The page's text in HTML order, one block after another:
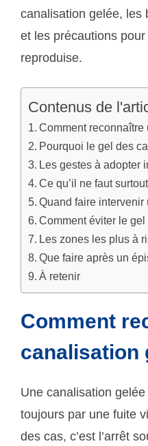
canalisation gelée, les
et les précautions
reproduise.
Contenus de
Comment
Pourquoi le gel des
Les gestes à adopter
Ce qu’il ne faut
Quand faire intervenir
Comment éviter le
Les zones les plus à
Que faire après un
À retenir
Comment
canalisation
Une canalisation
toujours par une fuite
des cas, c’est l’arrêt